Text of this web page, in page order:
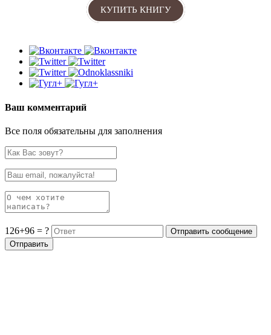
КУПИТЬ КНИГУ
Ваш комментарий
Все поля обязательны для заполнения
126+96 = ?